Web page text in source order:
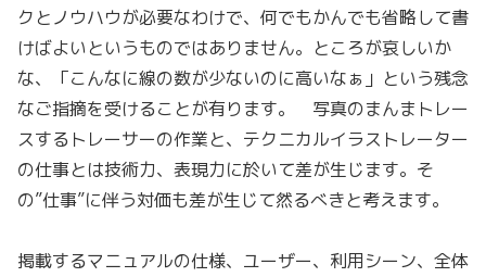
クとノウハウが必要なわけで、何でもかんでも省略して書
けばよいというものではありません。ところが哀しいか
な、「こんなに線の数が少ないのに高いなぁ」という残念
なご指摘を受けることが有ります。 写真のまんまトレー
スするトレーサーの作業と、テクニカルイラストレーター
の仕事とは技術力、表現力に於いて差が生じます。そ
の”仕事”に伴う対価も差が生じて然るべきと考えます。
掲載するマニュアルの仕様、ユーザー、利用シーン、全体